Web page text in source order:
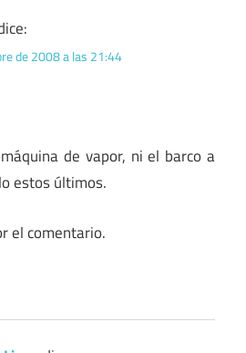
de 2008 a las 21:44
de vapor, ni el barco a
estos últimos.
el comentario.